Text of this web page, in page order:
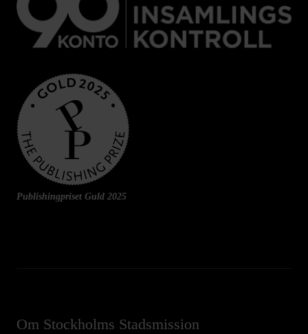
Publishingpriset Guld 2025
Om Stockholms Stadsmission